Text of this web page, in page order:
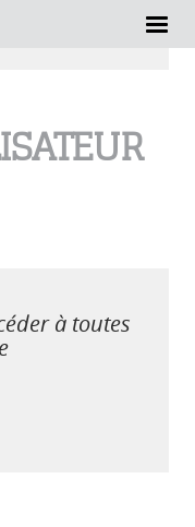
à toutes